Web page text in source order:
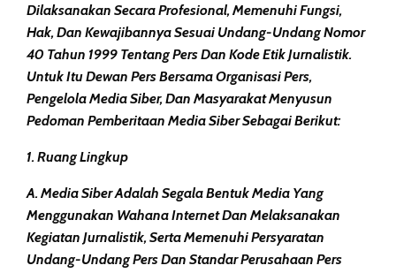
Dilaksanakan Secara Profesional, Memenuhi Fungsi,
Hak, Dan Kewajibannya Sesuai Undang-Undang Nomor
40 Tahun 1999 Tentang Pers Dan Kode Etik Jurnalistik.
Untuk Itu Dewan Pers Bersama Organisasi Pers,
Pengelola Media Siber, Dan Masyarakat Menyusun
Pedoman Pemberitaan Media Siber Sebagai Berikut:
1. Ruang Lingkup
A. Media Siber Adalah Segala Bentuk Media Yang
Menggunakan Wahana Internet Dan Melaksanakan
Kegiatan Jurnalistik, Serta Memenuhi Persyaratan
Undang-Undang Pers Dan Standar Perusahaan Pers